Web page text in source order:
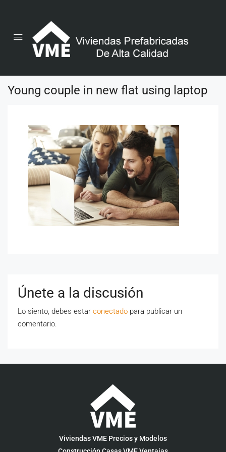
Young couple in new flat using laptop
Únete a la discusión
Lo siento, debes estar conectado para publicar un
comentario.
Viviendas VME Precios y Modelos